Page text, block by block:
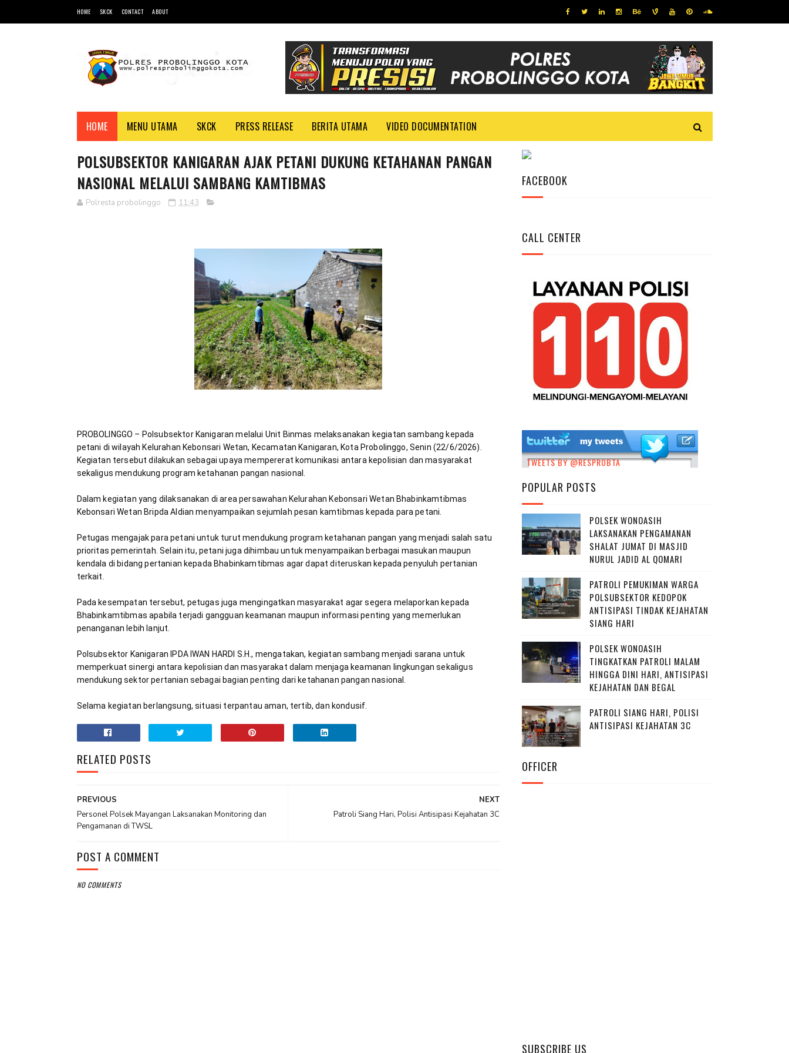
HOME SKCK CONTACT ABOUT
HOME MENU UTAMA SKCK PRESS RELEASE BERITA UTAMA VIDEO DOCUMENTATION
POLSUBSEKTOR KANIGARAN AJAK PETANI DUKUNG KETAHANAN PANGAN
NASIONAL MELALUI SAMBANG KAMTIBMAS
Polresta probolinggo 11:43
PROBOLINGGO – Polsubsektor Kanigaran melalui Unit Binmas melaksanakan kegiatan sambang kepada
petani di wilayah Kelurahan Kebonsari Wetan, Kecamatan Kanigaran, Kota Probolinggo, Senin (22/6/2026).
Kegiatan tersebut dilakukan sebagai upaya mempererat komunikasi antara kepolisian dan masyarakat
Dalam kegiatan yang dilaksanakan di area persawahan Kelurahan Kebonsari Wetan Bhabinkamtibmas
Petugas mengajak para petani untuk turut mendukung program ketahanan pangan yang menjadi salah satu
prioritas pemerintah. Selain itu, petani juga dihimbau untuk menyampaikan berbagai masukan maupun
kendala di bidang pertanian kepada Bhabinkamtibmas agar dapat diteruskan kepada penyuluh pertanian
Pada kesempatan tersebut, petugas juga mengingatkan masyarakat agar segera melaporkan kepada
Bhabinkamtibmas apabila terjadi gangguan keamanan maupun informasi penting yang memerlukan
Polsubsektor Kanigaran IPDA IWAN HARDI S.H., mengatakan, kegiatan sambang menjadi sarana untuk
memperkuat sinergi antara kepolisian dan masyarakat dalam menjaga keamanan lingkungan sekaligus
Selama kegiatan berlangsung, situasi terpantau aman, tertib, dan kondusif.
RELATED POSTS
NEXT
Patroli Siang Hari, Polisi Antisipasi Kejahatan 3C
PREVIOUS
Personel Polsek Mayangan Laksanakan Monitoring dan
Pengamanan di TWSL
POST A COMMENT
NO COMMENTS
FACEBOOK
CALL CENTER
TWEETS BY @RESPROBTA
POPULAR POSTS
POLSEK WONOASIH
LAKSANAKAN PENGAMANAN
SHALAT JUMAT DI MASJID
NURUL JADID AL QOMARI
PATROLI PEMUKIMAN WARGA
POLSUBSEKTOR KEDOPOK
ANTISIPASI TINDAK KEJAHATAN
SIANG HARI
POLSEK WONOASIH
TINGKATKAN PATROLI MALAM
HINGGA DINI HARI, ANTISIPASI
KEJAHATAN DAN BEGAL
PATROLI SIANG HARI, POLISI
ANTISIPASI KEJAHATAN 3C
OFFICER
SUBSCRIBE US